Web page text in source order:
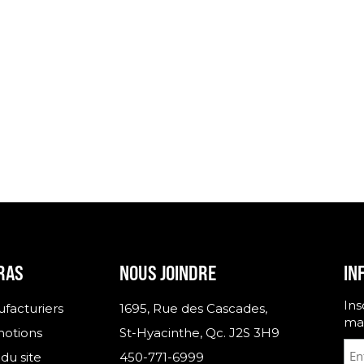
site
NOUS JOINDRE
1695, Rue des Cascades,
St-Hyacinthe, Qc. J2S 3H9
450-771-6999